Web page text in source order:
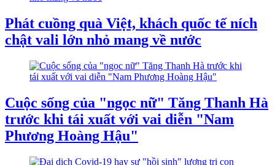
Phát cuồng quà Việt, khách quốc tế ních
chật vali lớn nhỏ mang về nước
Cuộc sống của "ngọc nữ" Tăng Thanh Hà
trước khi tái xuất với vai diễn "Nam
Phương Hoàng Hậu"